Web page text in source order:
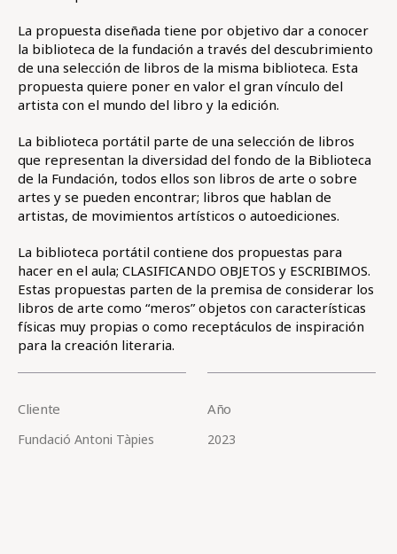
La propuesta diseñada tiene por objetivo dar a conocer
la biblioteca de la fundación a través del descubrimiento
de una selección de libros de la misma biblioteca. Esta
propuesta quiere poner en valor el gran vínculo del
artista con el mundo del libro y la edición.
La biblioteca portátil parte de una selección de libros
que representan la diversidad del fondo de la Biblioteca
de la Fundación, todos ellos son libros de arte o sobre
artes y se pueden encontrar; libros que hablan de
artistas, de movimientos artísticos o autoediciones.
La biblioteca portátil contiene dos propuestas para
hacer en el aula; CLASIFICANDO OBJETOS y ESCRIBIMOS.
Estas propuestas parten de la premisa de considerar los
libros de arte como “meros” objetos con características
físicas muy propias o como receptáculos de inspiración
para la creación literaria.
Cliente
Fundació Antoni Tàpies
Año
2023